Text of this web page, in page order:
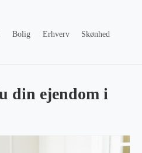
Bolig Erhverv
Skønhed
din ejendom i